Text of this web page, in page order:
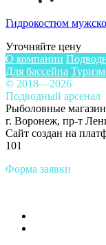
Гидрокостюм
Уточняйте цену
О компании
Для бассейна Туризм
© 2018—2026
Подводный арсенал
Рыболовные
г. Воронеж, пр-т
Сайт создан на
101
Форма заявки